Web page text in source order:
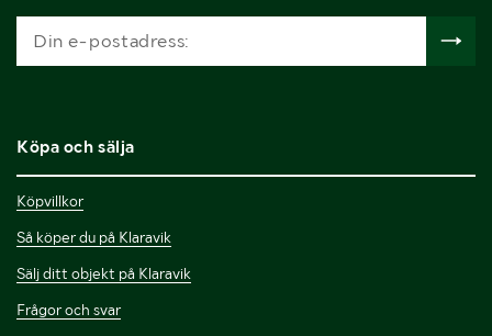
Köpa och sälja
Köpvillkor
Så köper du på Klaravik
Sälj ditt objekt på Klaravik
Frågor och svar